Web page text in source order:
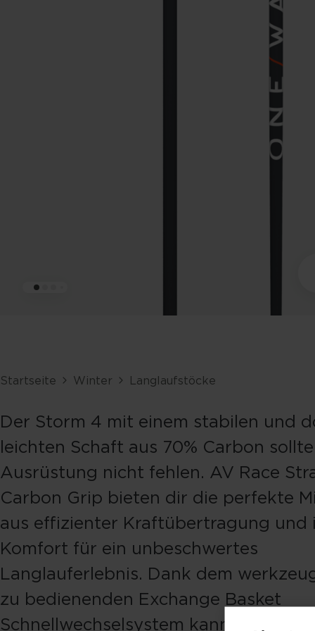
Startseite Winter Langlaufstöcke
Der Storm 4 mit einem stabilen und
leichten Schaft aus 70% Carbon
Ausrüstung nicht fehlen. AV Race
Carbon Grip bieten dir die perfekte
aus effizienter Kraftübertragung und
Komfort für ein unbeschwertes
Langlauferlebnis. Dank dem
zu bedienenden Exchange Basket
Schnellwechselsystem kannst du die